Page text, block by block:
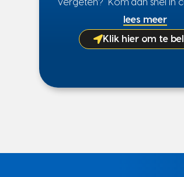
vergeten? Kom dan snel in
lees meer
Klik hier om te